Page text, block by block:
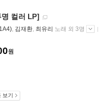
컬러 LP]
, 김재환, 최유리 노래 외 3명
원
보기